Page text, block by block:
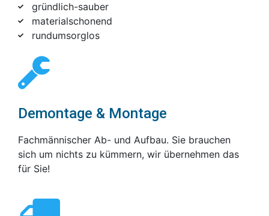
gründlich-sauber
materialschonend
rundumsorglos
Demontage & Montage
Fachmännischer Ab- und Aufbau. Sie brauchen
sich um nichts zu kümmern, wir übernehmen das
für Sie!